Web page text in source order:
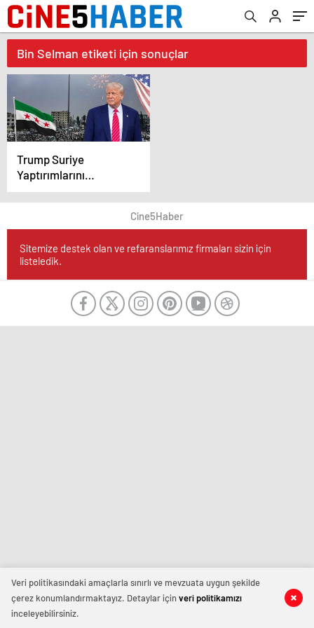
Bin Selman etiketi için sonuçlar
Trump Suriye
Yaptırımlarını
Kaldırıyor
Cine5Haber
Sitemize destek olan ve refaranslarımız firmaları sizin için
listeledik.
Veri politikasındaki amaçlarla sınırlı ve mevzuata uygun şekilde
çerez konumlandırmaktayız. Detaylar içinveri politikamızı
inceleyebilirsiniz.